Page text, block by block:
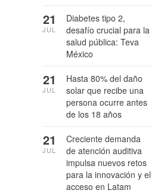
Diabetes tipo 2,
desafío crucial para la
salud pública: Teva
México
21
JUL
Hasta 80% del daño
solar que recibe una
persona ocurre antes
de los 18 años
21
JUL
Creciente demanda
de atención auditiva
impulsa nuevos retos
para la innovación y el
acceso en Latam
21
JUL